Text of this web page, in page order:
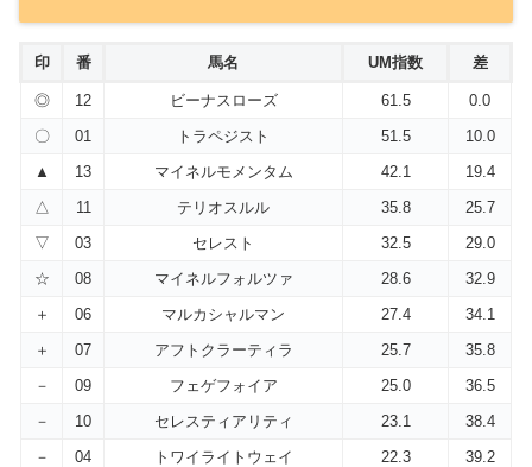
印 番 馬名 UM指数 差
◎ 12 ビーナスローズ 61.5
0.0
〇
01 トラペジスト 51.5
10.0
▲
13 マイネルモメンタム 42.1
19.4
△
11 テリオスルル 35.8
25.7
▽
03 セレスト 32.5
29.0
☆
08 マイネルフォルツァ 28.6
32.9
＋
06 マルカシャルマン 27.4
34.1
＋
07 アフトクラーティラ 25.7
35.8
－
09 フェゲフォイア 25.0
36.5
－
10 セレスティアリティ 23.1
38.4
－
04 トワイライトウェイ 22.3
39.2